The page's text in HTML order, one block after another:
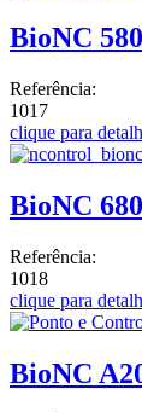
BioNC
Referência:
1017
clique para
BioNC
Referência:
1018
clique para
BioNC